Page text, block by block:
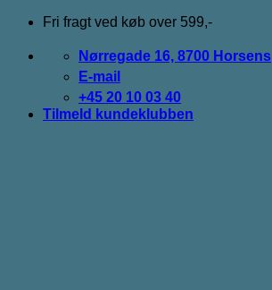
Fortsæt
indhold
Fri fragt ved køb over 599,-
Nørregade 16, 8700 Horsens
E-mail
+45 20 10 03 40
Tilmeld kundeklubben